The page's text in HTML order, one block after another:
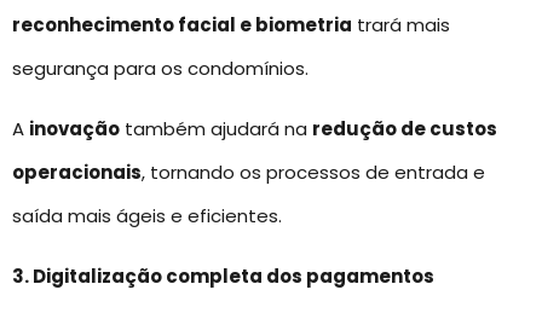
reconhecimento facial e biometria trará mais
segurança para os condomínios.
A inovação também ajudará na redução de custos
operacionais, tornando os processos de entrada e
saída mais ágeis e eficientes.
3. Digitalização completa dos pagamentos